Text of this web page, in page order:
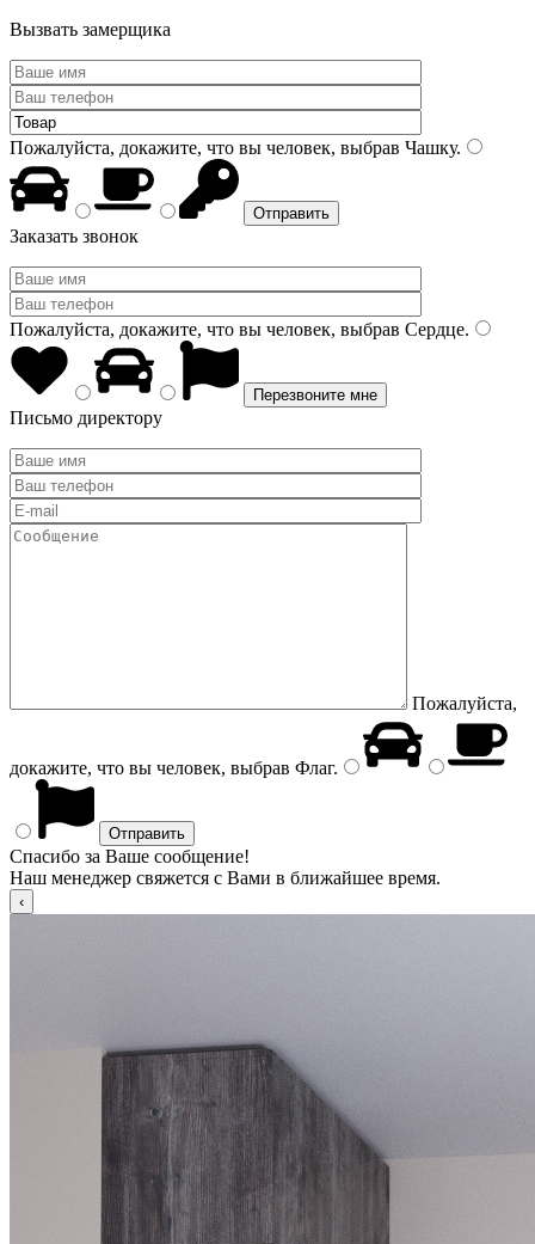
Вызвать замерщика
Пожалуйста, докажите, что вы человек, выбрав Чашку.
Заказать звонок
Пожалуйста, докажите, что вы человек, выбрав Сердце.
Письмо директору
Пожалуйста,
докажите, что вы человек, выбрав Флаг.
Спасибо за Ваше сообщение!
Наш менеджер свяжется с Вами в ближайшее время.